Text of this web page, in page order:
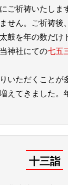
ご祈祷いたし
せん。ご祈祷後
鼓を年の数だ
神社にての七五
いただくこと
えてきました
十三詣